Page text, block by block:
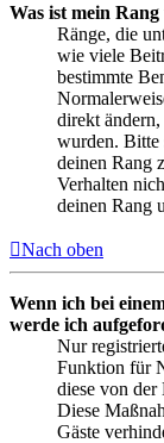
Was ist mein
Ränge, die
wie viele
bestimmte
direkt
wurden. Bitte
deinen Rang
Verhalten
deinen Rang
Nach oben
Wenn ich bei
werde ich
Nur
Funktion für
diese von
Diese
Gäste